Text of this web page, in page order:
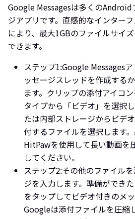
Google Messagesは多くのAndroid
ジアプリです。直感的なインター
により、最大1GBのファイルサイ
できます。
ステップ1:Google Messages
ッセージスレッドを作成する
ます。クリップの添付アイコ
タイプから「ビデオ」を選択
たは内部ストレージからビデ
付するファイルを選択します
HitPawを使用して長い動画を
してください。
ステップ2:その他のファイル
ジを入力します。準備ができ
をタップしてビデオ付きのメ
Googleは添付ファイルを圧縮